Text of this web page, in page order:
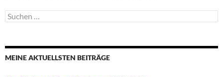
Suche
nach:
MEINE AKTUELLSTEN BEITRÄGE